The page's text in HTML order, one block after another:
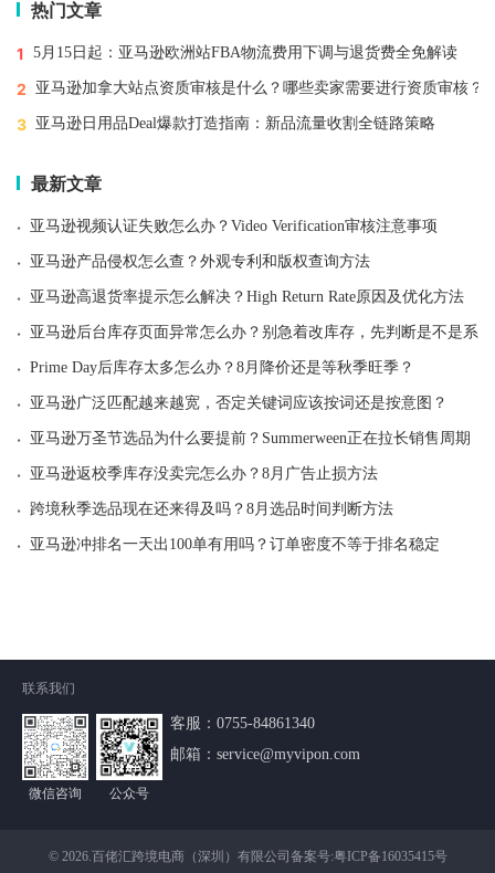
热门文章
1 5月15日起：亚马逊欧洲站FBA物流费用下调与退货费全免解读
2 亚马逊加拿大站点资质审核是什么？哪些卖家需要进行资质审核？
3 亚马逊日用品Deal爆款打造指南：新品流量收割全链路策略
最新文章
· 亚马逊视频认证失败怎么办？Video Verification审核注意事项
· 亚马逊产品侵权怎么查？外观专利和版权查询方法
· 亚马逊高退货率提示怎么解决？High Return Rate原因及优化方法
· 亚马逊后台库存页面异常怎么办？别急着改库存，先判断是不是系
· Prime Day后库存太多怎么办？8月降价还是等秋季旺季？
· 亚马逊广泛匹配越来越宽，否定关键词应该按词还是按意图？
· 亚马逊万圣节选品为什么要提前？Summerween正在拉长销售周期
· 亚马逊返校季库存没卖完怎么办？8月广告止损方法
· 跨境秋季选品现在还来得及吗？8月选品时间判断方法
· 亚马逊冲排名一天出100单有用吗？订单密度不等于排名稳定
联系我们
微信咨询 公众号
客服：0755-84861340
邮箱：service@myvipon.com
© 2026.百佬汇跨境电商（深圳）有限公司备案号:粤ICP备16035415号